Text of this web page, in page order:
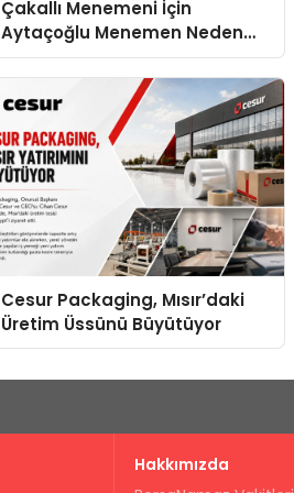
Çakallı Menemeni İçin
Aytaçoğlu Menemen Neden
Tercih Ediliyor?
Cesur Packaging, Mısır’daki
Üretim Üssünü Büyütüyor
Hakkımızda